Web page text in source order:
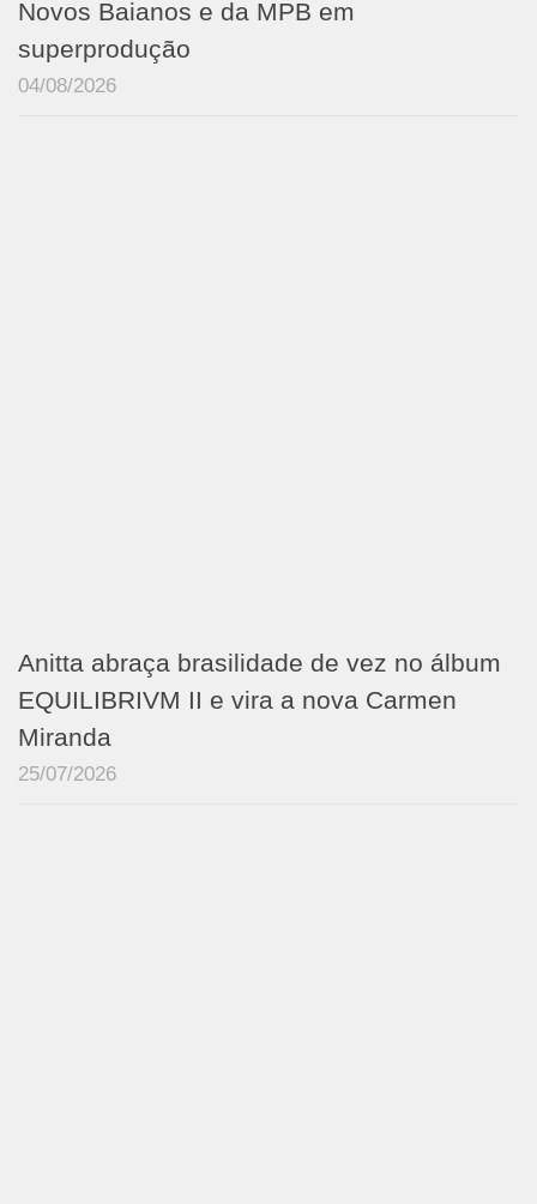
Novos Baianos e da MPB em
superprodução
04/08/2026
Anitta abraça brasilidade de vez no álbum
EQUILIBRIVM II e vira a nova Carmen
Miranda
25/07/2026